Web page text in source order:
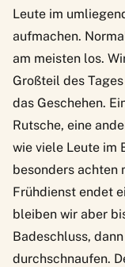
Leute im
aufmachen.
am meisten los.
Großteil des
das Geschehen.
Rutsche, eine
wie viele Leute im
besonders achten
Frühdienst endet
bleiben wir aber
Badeschluss,
durchschnaufen.